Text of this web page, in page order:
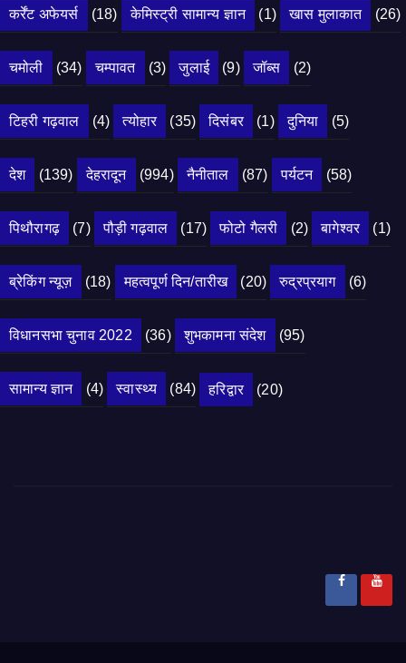
कर्रेंट अफेयर्स (18) केमिस्ट्री सामान्य ज्ञान (1) खास मुलाकात (26)
चमोली (34) चम्पावत (3) जुलाई (9) जॉब्स (2)
टिहरी गढ़वाल (4) त्योहार (35) दिसंबर (1) दुनिया (5)
देश (139) देहरादून (994) नैनीताल (87) पर्यटन (58)
पिथौरागढ़ (7) पौड़ी गढ़वाल (17) फोटो गैलरी (2) बागेश्वर (1)
ब्रेकिंग न्यूज़ (18) महत्वपूर्ण दिन/तारीख (20) रुद्रप्रयाग (6)
विधानसभा चुनाव 2022 (36) शुभकामना संदेश (95)
सामान्य ज्ञान (4) स्वास्थ्य (84) हरिद्वार (20)